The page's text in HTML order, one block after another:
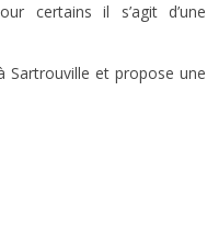
certains il s’agit d’une
Sartrouville et propose une